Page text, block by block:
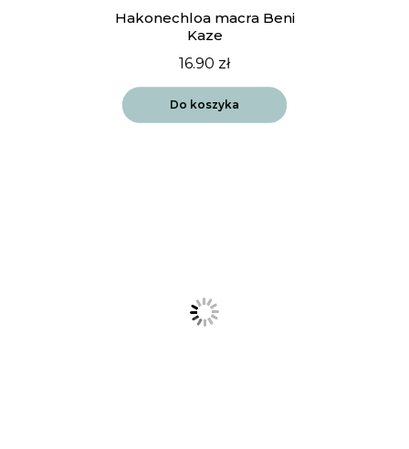
Hakonechloa macra Beni
Kaze
16.90 zł
Do koszyka